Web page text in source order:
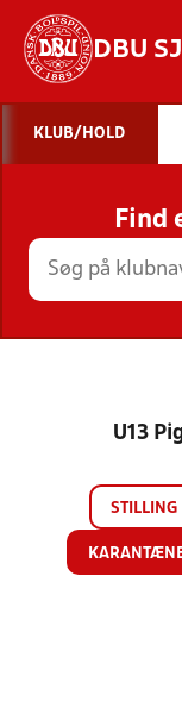
DBU
KLUB/HOLD
Find
U13
STILLING